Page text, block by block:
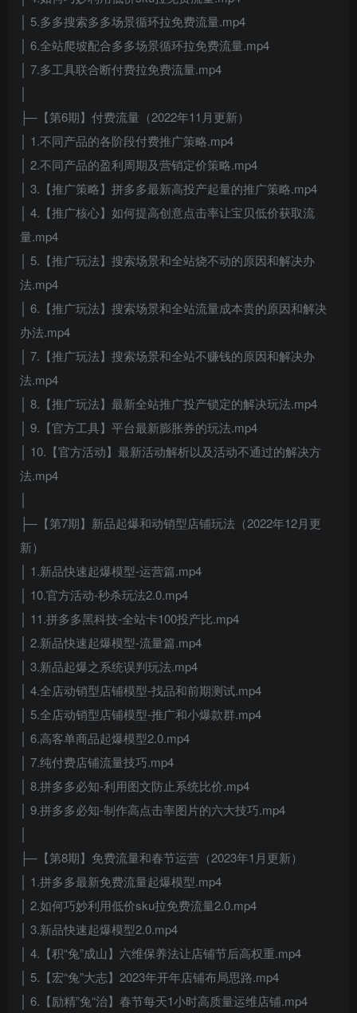
│ 5.多多搜索多多场景循环拉免费流量.mp4
│ 6.全站爬坡配合多多场景循环拉免费流量.mp4
│ 7.多工具联合断付费拉免费流量.mp4
│
├─【第6期】付费流量（2022年11月更新）
│ 1.不同产品的各阶段付费推广策略.mp4
│ 2.不同产品的盈利周期及营销定价策略.mp4
│ 3.【推广策略】拼多多最新高投产起量的推广策略.mp4
│ 4.【推广核心】如何提高创意点击率让宝贝低价获取流
量.mp4
│ 5.【推广玩法】搜索场景和全站烧不动的原因和解决办
法.mp4
│ 6.【推广玩法】搜索场景和全站流量成本贵的原因和解决
办法.mp4
│ 7.【推广玩法】搜索场景和全站不赚钱的原因和解决办
法.mp4
│ 8.【推广玩法】最新全站推广投产锁定的解决玩法.mp4
│ 9.【官方工具】平台最新膨胀券的玩法.mp4
│ 10.【官方活动】最新活动解析以及活动不通过的解决方
法.mp4
│
├─【第7期】新品起爆和动销型店铺玩法（2022年12月更
新）
│ 1.新品快速起爆模型-运营篇.mp4
│ 10.官方活动-秒杀玩法2.0.mp4
│ 11.拼多多黑科技-全站卡100投产比.mp4
│ 2.新品快速起爆模型-流量篇.mp4
│ 3.新品起爆之系统误判玩法.mp4
│ 4.全店动销型店铺模型-找品和前期测试.mp4
│ 5.全店动销型店铺模型-推广和小爆款群.mp4
│ 6.高客单商品起爆模型2.0.mp4
│ 7.纯付费店铺流量技巧.mp4
│ 8.拼多多必知-利用图文防止系统比价.mp4
│ 9.拼多多必知-制作高点击率图片的六大技巧.mp4
│
├─【第8期】免费流量和春节运营（2023年1月更新）
│ 1.拼多多最新免费流量起爆模型.mp4
│ 2.如何巧妙利用低价sku拉免费流量2.0.mp4
│ 3.新品快速起爆模型2.0.mp4
│ 4.【积“兔”成山】六维保养法让店铺节后高权重.mp4
│ 5.【宏“兔”大志】2023年开年店铺布局思路.mp4
│ 6.【励精”兔“治】春节每天1小时高质量运维店铺.mp4